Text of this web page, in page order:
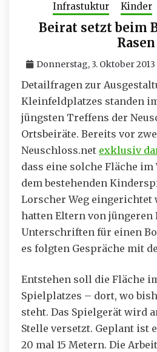
Infrastuktur Kinder
Beirat setzt beim
Rasen
Donnerstag, 3. Oktober 2013
Detailfragen zur
Kleinfeldplatzes standen
jüngsten Treffens der
Ortsbeiräte. Bereits vor
Neuschloss.net exklusiv
dass eine solche Fläche
dem bestehenden
Lorscher Weg eingerichtet
hatten Eltern von
Unterschriften für einen
es folgten Gespräche mit
Entstehen soll die Fläche
Spielplatzes – dort, wo
steht. Das Spielgerät wird
Stelle versetzt. Geplant ist
20 mal 15 Metern. Die